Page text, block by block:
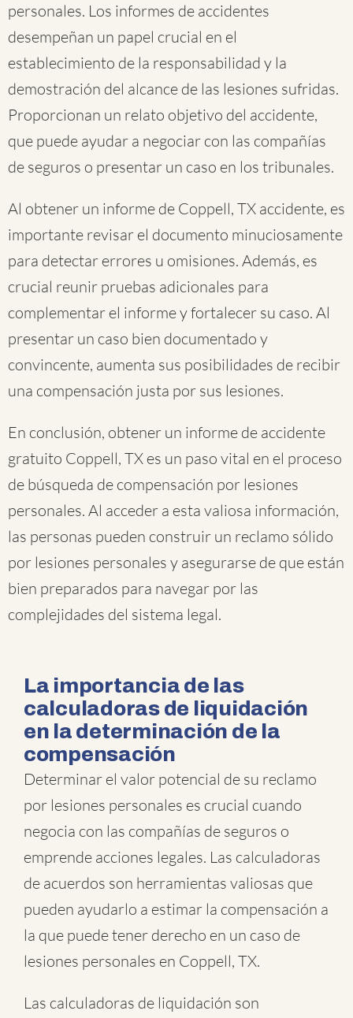
personales. Los informes de accidentes
desempeñan un papel crucial en el
establecimiento de la responsabilidad y la
demostración del alcance de las lesiones sufridas.
Proporcionan un relato objetivo del accidente,
que puede ayudar a negociar con las compañías
de seguros o presentar un caso en los tribunales.
Al obtener un informe de Coppell, TX accidente, es
importante revisar el documento minuciosamente
para detectar errores u omisiones. Además, es
crucial reunir pruebas adicionales para
complementar el informe y fortalecer su caso. Al
presentar un caso bien documentado y
convincente, aumenta sus posibilidades de recibir
una compensación justa por sus lesiones.
En conclusión, obtener un informe de accidente
gratuito Coppell, TX es un paso vital en el proceso
de búsqueda de compensación por lesiones
personales. Al acceder a esta valiosa información,
las personas pueden construir un reclamo sólido
por lesiones personales y asegurarse de que están
bien preparados para navegar por las
complejidades del sistema legal.
La importancia de las
calculadoras de liquidación
en la determinación de la
compensación
Determinar el valor potencial de su reclamo
por lesiones personales es crucial cuando
negocia con las compañías de seguros o
emprende acciones legales. Las calculadoras
de acuerdos son herramientas valiosas que
pueden ayudarlo a estimar la compensación a
la que puede tener derecho en un caso de
lesiones personales en Coppell, TX.
Las calculadoras de liquidación son